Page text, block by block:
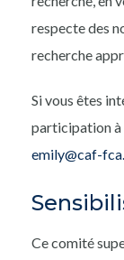
respecte des
recherche
Si vous êtes
participation à
emily@caf-
Ce comité